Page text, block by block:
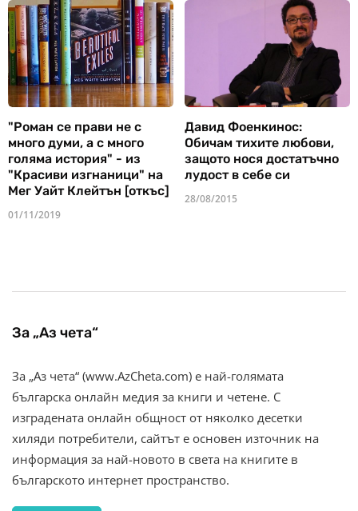
"Роман се прави не с
много думи, а с много
голяма история" - из
"Красиви изгнаници" на
Мег Уайт Клейтън [откъс]
01/11/2019
Давид Фоенкинос:
Обичам тихите любови,
защото нося достатъчно
лудост в себе си
28/08/2015
За „Аз чета“
За „Аз чета“ (www.AzCheta.com) е най-голямата
българска онлайн медия за книги и четене. С
изградената онлайн общност от няколко десетки
хиляди потребители, сайтът е основен източник на
информация за най-новото в света на книгите в
българското интернет пространство.